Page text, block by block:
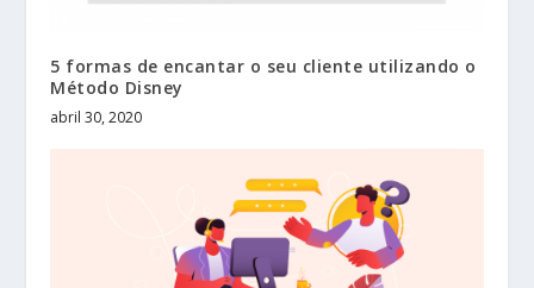
5 formas de encantar o seu cliente utilizando o
Método Disney
abril 30, 2020